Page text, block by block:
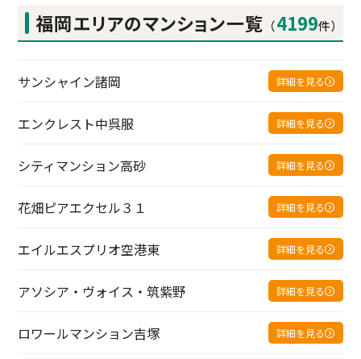
福岡エリアのマンション一覧 （4199件）
サンシャイン諸岡 詳細を見る
エンクレスト中呉服 詳細を見る
シティマンション高砂 詳細を見る
花畑ピアエクセル３１ 詳細を見る
エイルエスプリオ空港東 詳細を見る
アソシア・ヴォイス・筑紫野 詳細を見る
ロワールマンション吉塚 詳細を見る